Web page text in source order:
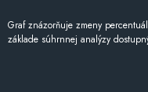
Graf znázorňuje zmeny
základe súhrnnej analýzy